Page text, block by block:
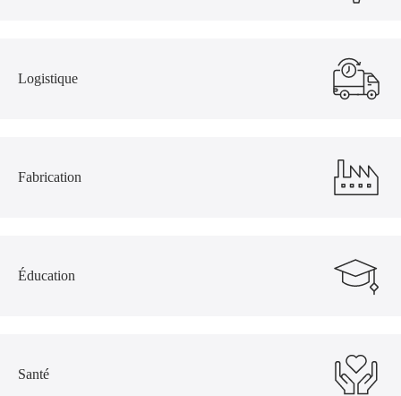
Logistique
Fabrication
Éducation
Santé